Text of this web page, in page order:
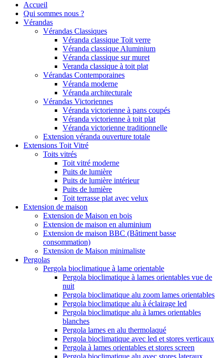
Accueil
Qui sommes nous ?
Vérandas
Vérandas Classiques
Véranda classique Toit verre
Véranda classique Aluminium
Véranda classique sur muret
Veranda classique à toit plat
Vérandas Contemporaines
Véranda moderne
Véranda architecturale
Vérandas Victoriennes
Véranda victorienne à pans coupés
Véranda victorienne à toit plat
Véranda victorienne traditionnelle
Extension véranda ouverture totale
Extensions Toit Vitré
Toits vitrés
Toit vitré moderne
Puits de lumière
Puits de lumière intérieur
Puits de lumière
Toit terrasse plat avec velux
Extension de maison
Extension de Maison en bois
Extension de maison en aluminium
Extension de maison BBC (Bâtiment basse
consommation)
Extension de Maison minimaliste
Pergolas
Pergola bioclimatique à lame orientable
Pergola bioclimatique à lames orientables vue de
nuit
Pergola bioclimatique alu zoom lames orientables
Pergola bioclimatique alu à éclairage led
Pergola bioclimatique alu à lames orientables
blanches
Pergola lames en alu thermolaqué
Pergola bioclimatique avec led et stores verticaux
Pergola à lames orientables et stores screen
Pergola bioclimatique alu avec stores lateraux